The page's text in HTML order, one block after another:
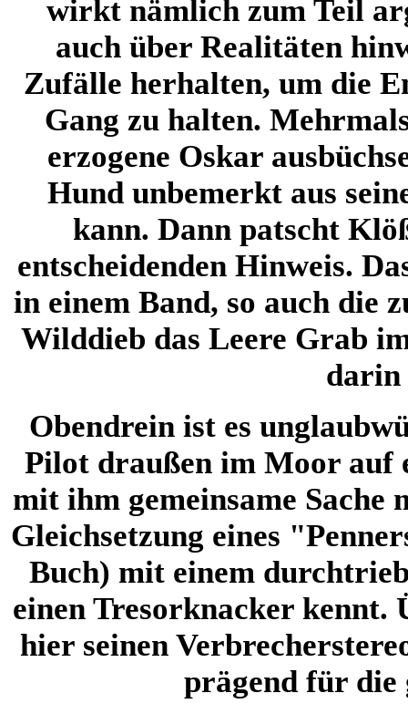
wirkt nämlich zum Teil
auch über Realitäten
Zufälle herhalten, um die
Gang zu halten.
erzogene Oskar
Hund unbemerkt aus
kann. Dann patscht
entscheidenden Hinweis.
in einem Band, so auch die
Wilddieb das Leere Grab
darin
Obendrein ist es
Pilot draußen im Moor
mit ihm gemeinsame
Gleichsetzung eines
Buch) mit einem
einen Tresorknacker
hier seinen
prägend für die